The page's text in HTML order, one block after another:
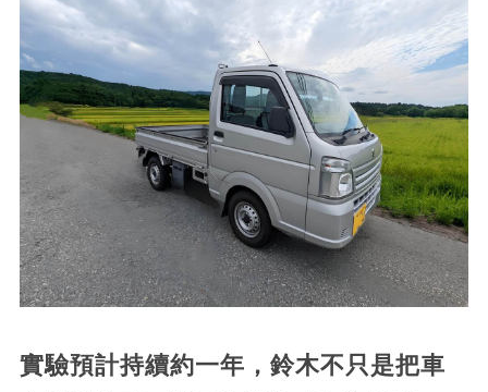
實驗預計持續約一年，鈴木不只是把車